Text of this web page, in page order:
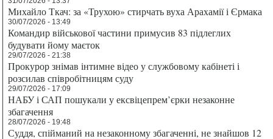
Михайло Ткач: за «Трухою» стирчать вуха Арахамії і Єрмака
30/07/2026 - 13:49
Командир військової частини примусив 83 підлеглих
будувати йому маєток
29/07/2026 - 21:38
Прокурор знімав інтимне відео у службовому кабінеті і
розсилав співробітницям суду
29/07/2026 - 17:09
НАБУ і САП пошукали у ексвіцепрем’єрки незаконне
збагачення
28/07/2026 - 19:48
Суддя, спійманий на незаконному збагаченні, не знайшов 12